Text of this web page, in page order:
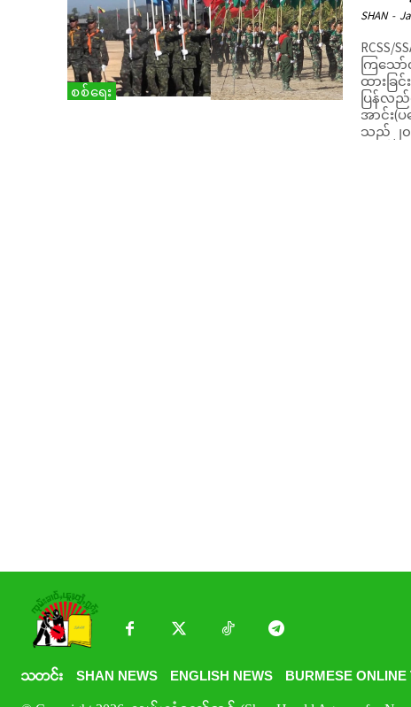
စစ်ရေး
SHAN -
ကြသေ
ထားခြင်
ပြန်လည်
အာင်း(
သည် ၂၀
သတင်း SHAN NEWS ENGLISH NEWS BURMESE ONLINE